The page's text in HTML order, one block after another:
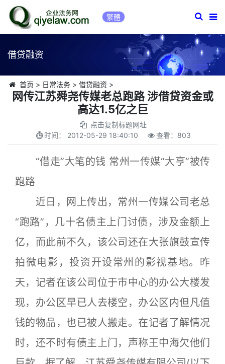
繁體
借贷融资
首页 > 日常法务> 借贷融资 >
网传江苏舜尧传媒老总跑路 涉借贷资金或
高达1.5亿之巨
点击复制标题网址
时间： 2012-05-29 18:40:10 查看： 803
“借走”大笔的钱 常州一传媒“大亨”被传
跑路
近日，网上传出，常州一传媒公司老总
“跑路”，几十名债主上门讨债，涉及金额上
亿，而此前不久，该公司还在大张旗鼓宣传
拍微电影，投资开设常州的影视基地。昨
天，记者在该公司位于市中心的办公大楼发
现，办公区早已人去楼空，办公区内但凡值
钱的物品，也已被人搬走。在记者了解情况
时，还不时有债主上门，声称王中海欠他们